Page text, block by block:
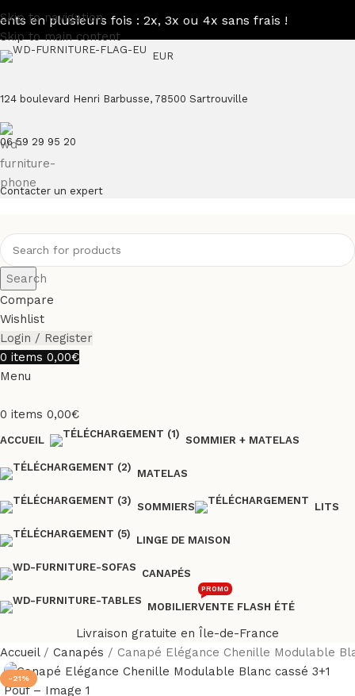
Skip to navigation
Skip to main content
EUR
124 boulevard Henri Barbusse, 78500 Sartrouville
06 59 29 95 20
Contacter un expert
Search
Compare
Wishlist
Login / Register
0 items 0,00€
Menu
0 items 0,00€
ACCUEIL SOMMIER + MATELAS
MATELAS
SOMMIERS LITS
LINGE DE MAISON
CANAPÉS
MOBILIERVENTE FLASH ÉTÉ
PROMO
Livraison gratuite en Île-de-France
Accueil
Canapés Canapé Elégance Chenille Modulable
-21%
plusieurs fois : 2x, 3x ou 4x sans frais !